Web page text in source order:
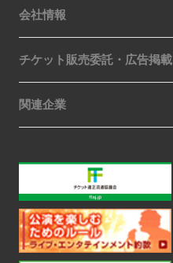
会社情報
チケット販売委託・広告掲載
関連企業